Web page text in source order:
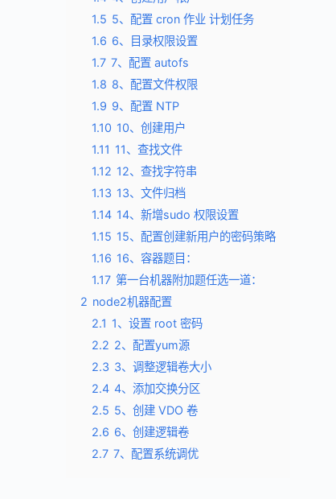
1.5 5、配置 cron 作业 计划任务
1.6 6、目录权限设置
1.7 7、配置 autofs
1.8 8、配置文件权限
1.9 9、配置 NTP
1.10 10、创建用户
1.11 11、查找文件
1.12 12、查找字符串
1.13 13、文件归档
1.14 14、新增sudo 权限设置
1.15 15、配置创建新用户的密码策略
1.16 16、容器题目：
1.17 第一台机器附加题任选一道：
2 node2机器配置
2.1 1、设置 root 密码
2.2 2、配置yum源
2.3 3、调整逻辑卷大小
2.4 4、添加交换分区
2.5 5、创建 VDO 卷
2.6 6、创建逻辑卷
2.7 7、配置系统调优